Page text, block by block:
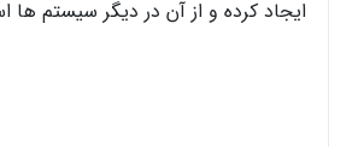
ایجاد کرده و از آن در دیگر سیستم ها